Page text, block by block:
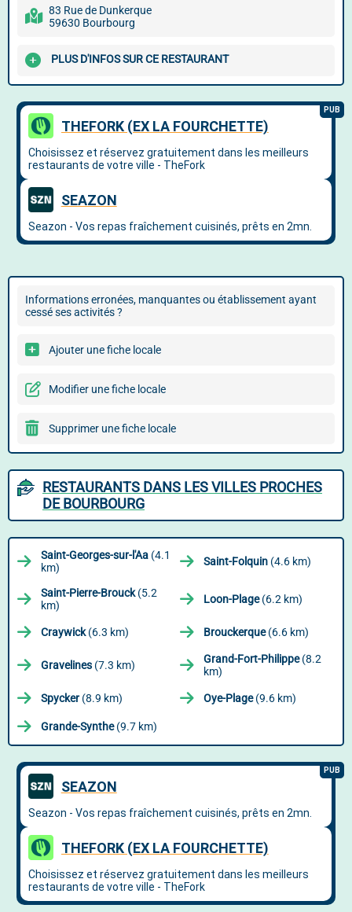
83 Rue de Dunkerque
59630 Bourbourg
PLUS D'INFOS SUR CE RESTAURANT
Informations erronées, manquantes ou établissement ayant
cessé ses activités ?
Ajouter une fiche locale
Modifier une fiche locale
Supprimer une fiche locale
RESTAURANTS DANS LES VILLES PROCHES
DE BOURBOURG
Saint-Georges-sur-l'Aa (4.1
km)
Saint-Folquin (4.6 km)
Saint-Pierre-Brouck(5.2
km)
Loon-Plage(6.2 km)
Craywick(6.3 km) Brouckerque(6.6 km)
Gravelines (7.3 km) Grand-Fort-Philippe(8.2
km)
Spycker(8.9 km) Oye-Plage(9.6 km)
Grande-Synthe(9.7 km)